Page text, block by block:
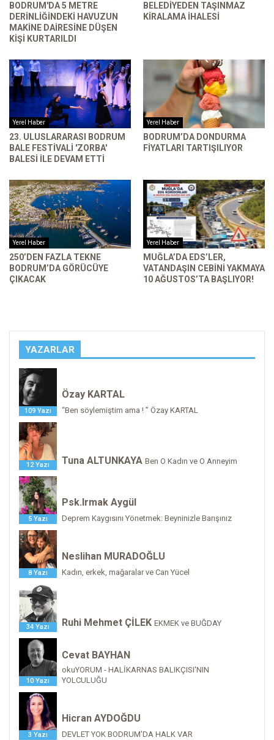
BODRUM'DA 5 METRE
DERINLIĞINDEKI HAVUZUN
MAKINE DAIRESINE DÜŞEN
KIŞI KURTARILDI
BELEDIYEDEN TAŞINMAZ
KIRALAMA İHALESI
Yerel Haber
23. ULUSLARARASI BODRUM
BALE FESTIVALI 'ZORBA'
BALESI ILE DEVAM ETTI
Yerel Haber
BODRUM’DA DONDURMA
FIYATLARI TARTIŞILIYOR
Yerel Haber
250’DEN FAZLA TEKNE
BODRUM’DA GÖRÜCÜYE
ÇIKACAK
Yerel Haber
MUĞLA’DA EDS’LER,
VATANDAŞIN CEBINI YAKMAYA
10 AĞUSTOS’TA BAŞLIYOR!
YAZARLAR
109 Yazı
Özay KARTAL
“Ben söylemiştim ama ! ” Özay KARTAL
12 Yazı Tuna ALTUNKAYA Ben O Kadın ve O Anneyim
5 Yazı
Psk.Irmak Aygül
Deprem Kaygısını Yönetmek: Beyninizle Barışınız
8 Yazı
Neslihan MURADOĞLU
Kadın, erkek, mağaralar ve Can Yücel
34 Yazı Ruhi Mehmet ÇİLEK EKMEK ve BUĞDAY
10 Yazı
Cevat BAYHAN
okuYORUM - HALİKARNAS BALIKÇISI'NIN
YOLCULUĞU
3 Yazı
Hicran AYDOĞDU
DEVLET YOK BODRUM'DA HALK VAR